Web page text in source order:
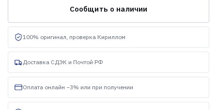
Сообщить о наличии
100% оригинал, проверка Кириллом
Доставка СДЭК и Почтой РФ
Оплата онлайн −3% или при получении